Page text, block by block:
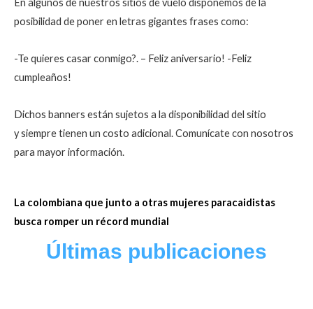
En algunos de nuestros sitios de vuelo disponemos de la
posibilidad de poner en letras gigantes frases como:
-Te quieres casar conmigo?. – Feliz aniversario! -Feliz
cumpleaños!
Dichos banners están sujetos a la disponibilidad del sitio
y siempre tienen un costo adicional. Comunícate con nosotros
para mayor información.
La colombiana que junto a otras mujeres paracaidistas
busca romper un récord mundial
Últimas publicaciones